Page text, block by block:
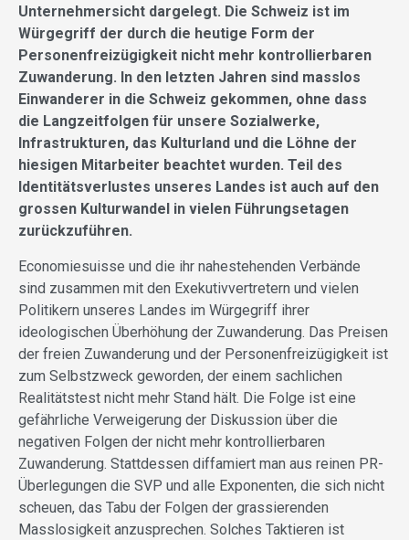
Unternehmersicht dargelegt. Die Schweiz ist im
Würgegriff der durch die heutige Form der
Personenfreizügigkeit nicht mehr kontrollierbaren
Zuwanderung. In den letzten Jahren sind masslos
Einwanderer in die Schweiz gekommen, ohne dass
die Langzeitfolgen für unsere Sozialwerke,
Infrastrukturen, das Kulturland und die Löhne der
hiesigen Mitarbeiter beachtet wurden. Teil des
Identitätsverlustes unseres Landes ist auch auf den
grossen Kulturwandel in vielen Führungsetagen
zurückzuführen.
Economiesuisse und die ihr nahestehenden Verbände
sind zusammen mit den Exekutivvertretern und vielen
Politikern unseres Landes im Würgegriff ihrer
ideologischen Überhöhung der Zuwanderung. Das Preisen
der freien Zuwanderung und der Personenfreizügigkeit ist
zum Selbstzweck geworden, der einem sachlichen
Realitätstest nicht mehr Stand hält. Die Folge ist eine
gefährliche Verweigerung der Diskussion über die
negativen Folgen der nicht mehr kontrollierbaren
Zuwanderung. Stattdessen diffamiert man aus reinen PR-
Überlegungen die SVP und alle Exponenten, die sich nicht
scheuen, das Tabu der Folgen der grassierenden
Masslosigkeit anzusprechen. Solches Taktieren ist